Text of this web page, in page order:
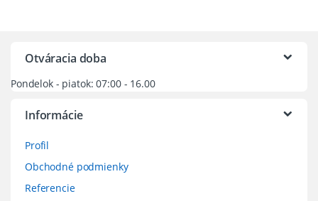
Otváracia doba
Pondelok - piatok: 07:00 - 16.00
Informácie
Profil
Obchodné podmienky
Referencie